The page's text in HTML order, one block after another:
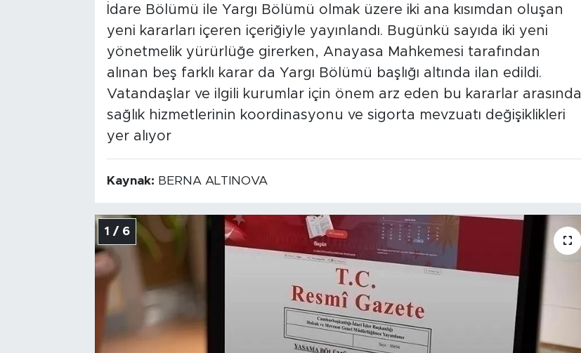
İdare Bölümü ile Yargı Bölümü olmak üzere iki ana kısımdan oluşan
yeni kararları içeren içeriğiyle yayınlandı. Bugünkü sayıda iki yeni
yönetmelik yürürlüğe girerken, Anayasa Mahkemesi tarafından
alınan beş farklı karar da Yargı Bölümü başlığı altında ilan edildi.
Vatandaşlar ve ilgili kurumlar için önem arz eden bu kararlar arasında
sağlık hizmetlerinin koordinasyonu ve sigorta mevzuatı değişiklikleri
yer alıyor
Kaynak: BERNA ALTINOVA
1 / 6